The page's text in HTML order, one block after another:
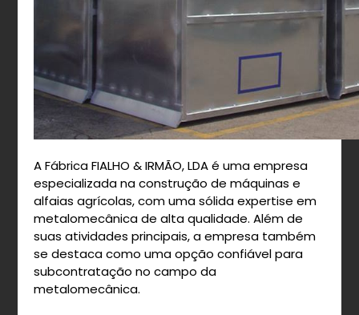
A Fábrica FIALHO & IRMÃO, LDA é uma empresa
especializada na construção de máquinas e
alfaias agrícolas, com uma sólida expertise em
metalomecânica de alta qualidade. Além de
suas atividades principais, a empresa também
se destaca como uma opção confiável para
subcontratação no campo da
metalomecânica.